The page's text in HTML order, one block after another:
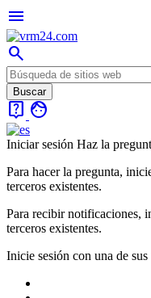
menu
search
live_help face
Iniciar sesión Haz la
Para hacer la pregunta,
terceros existentes.
Para recibir notificaciones,
terceros existentes.
Inicie sesión con una de